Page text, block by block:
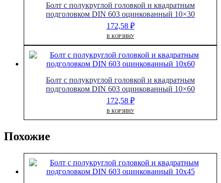
Болт с полукруглой головкой и квадратным
подголовком DIN 603 оцинкованный 10×30
172,58 ₽
В КОРЗИНУ
Болт с полукруглой головкой и квадратным
подголовком DIN 603 оцинкованный 10×60
172,58 ₽
В КОРЗИНУ
Похожие